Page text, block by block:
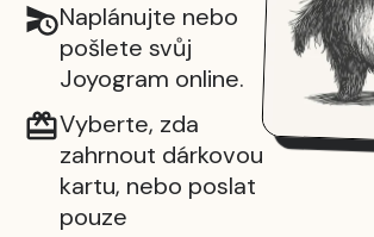
Naplánujte nebo
pošlete svůj
Joyogram online.
Vyberte, zda
zahrnout dárkovou
kartu, nebo poslat
pouze